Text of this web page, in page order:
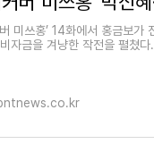
미쓰홍’ 14화에서 홍금보
자금을 겨냥한 작전을 펼쳤